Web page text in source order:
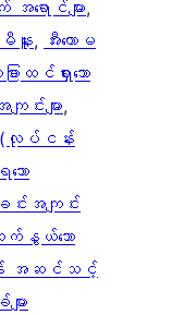
ရောင်များ
နူး, အီးကောမ
ခြားထင်ရှားသော
င်းများ
ပ်ငန်း
ော
င်းအကျင်း
နွယ်သော
န် အဆင်သင့်
ား